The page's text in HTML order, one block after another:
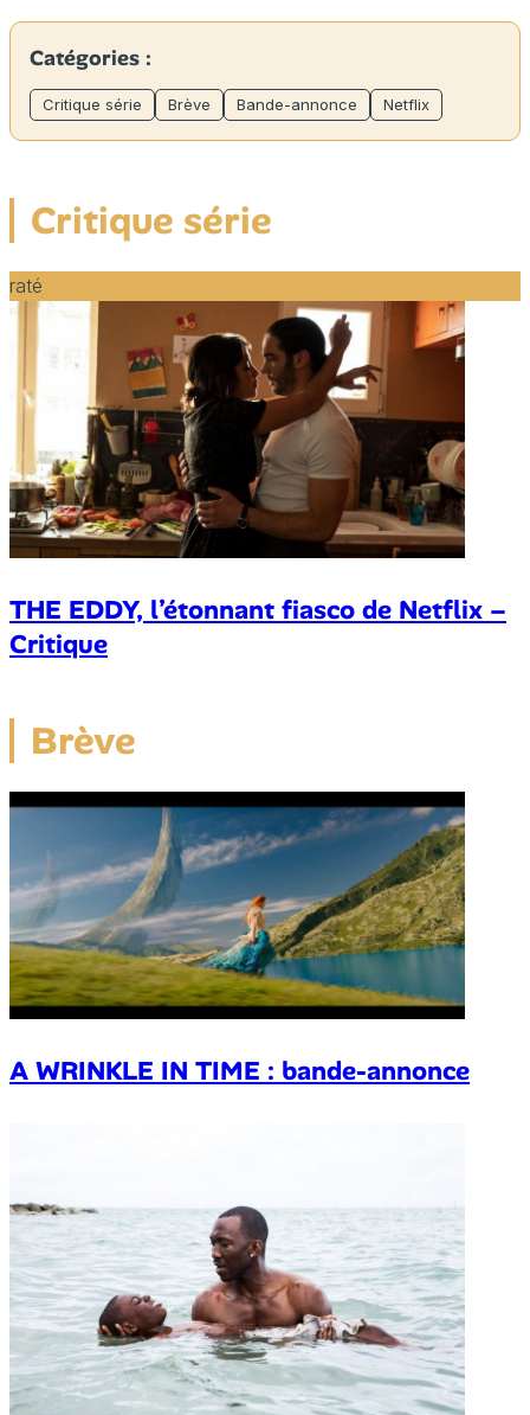
Catégories :
Critique série Brève Bande-annonce Netflix
Critique série
raté
THE EDDY, l’étonnant fiasco de Netflix –
Critique
Brève
A WRINKLE IN TIME : bande-annonce